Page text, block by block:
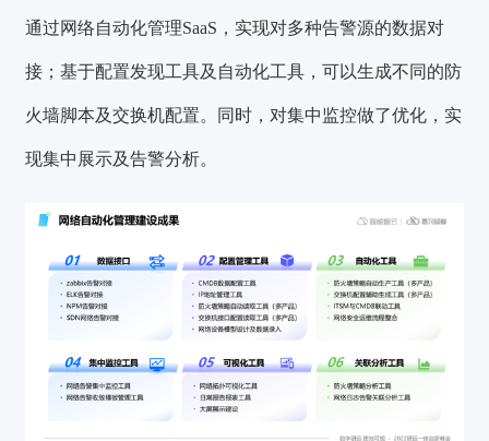
通过网络自动化管理SaaS，实现对多种告警源的数据对
接；基于配置发现工具及自动化工具，可以生成不同的防
火墙脚本及交换机配置。同时，对集中监控做了优化，实
现集中展示及告警分析。